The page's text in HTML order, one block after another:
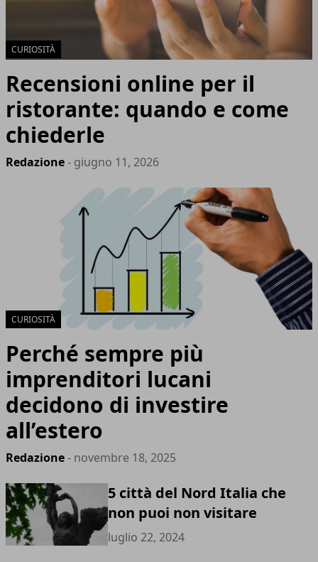
CURIOSITÀ
Recensioni online per il
ristorante: quando e come
chiederle
Redazione- giugno 11, 2026
CURIOSITÀ
Perché sempre più
imprenditori lucani
decidono di investire
all’estero
Redazione- novembre 18, 2025
5 città del Nord Italia che
non puoi non visitare
luglio 22, 2024